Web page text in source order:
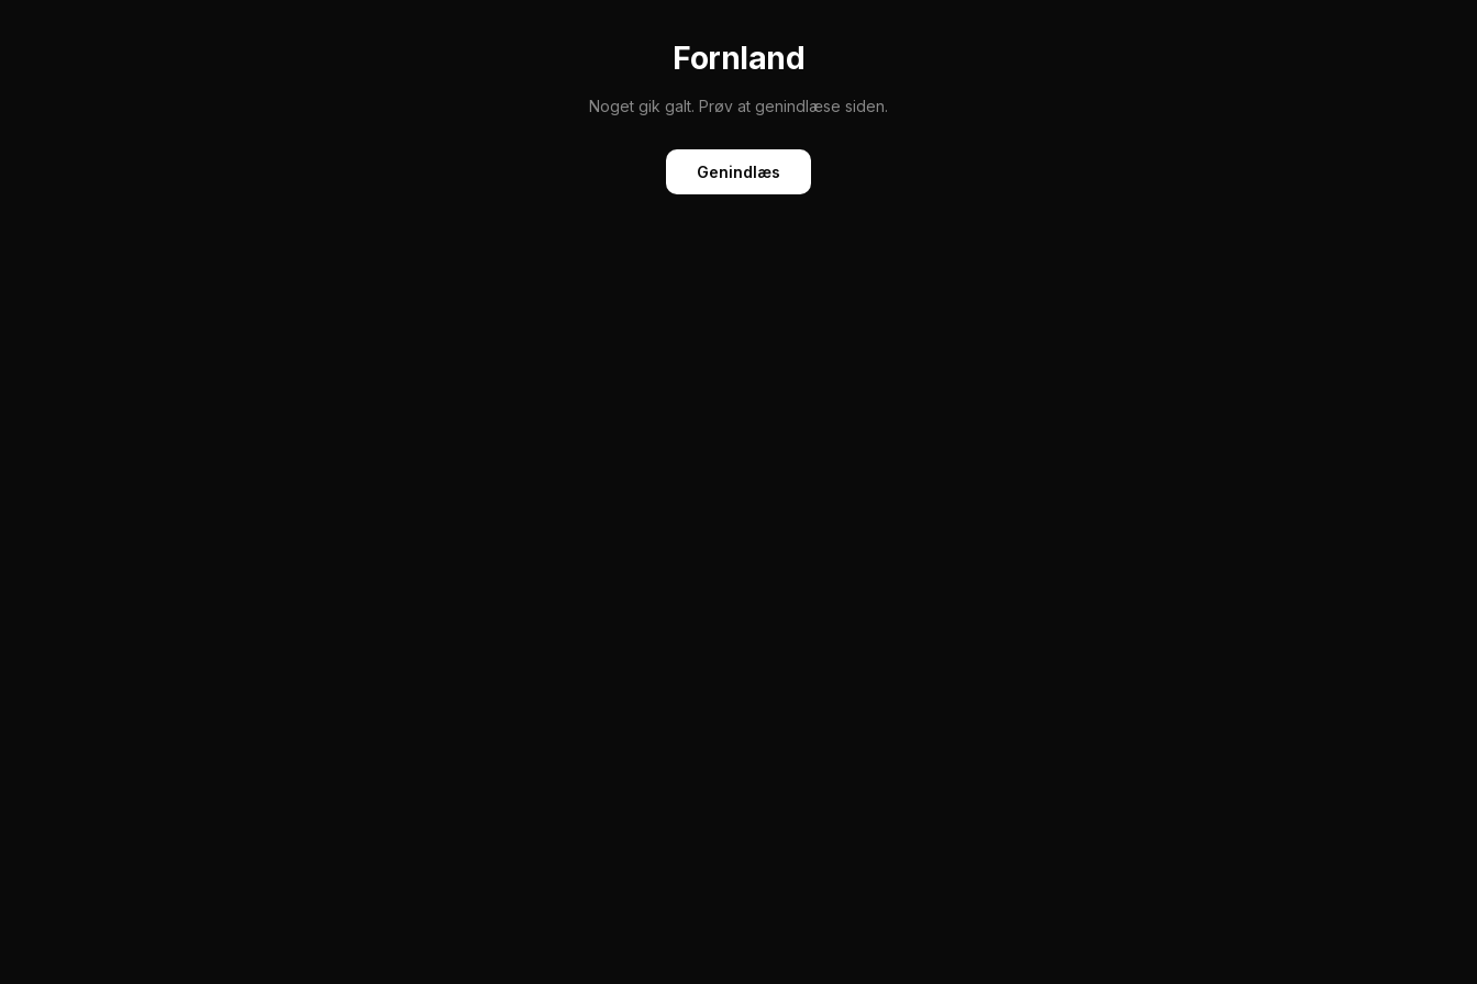
Fornland
Noget gik galt. Prøv at genindlæse siden.
Genindlæs